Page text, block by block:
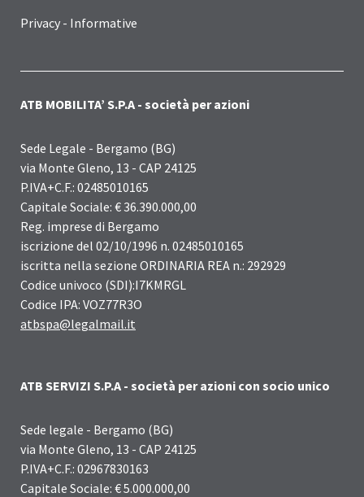
Privacy - Informative
ATB MOBILITA’ S.P.A - società per azioni
Sede Legale - Bergamo (BG)
via Monte Gleno, 13 - CAP 24125
P.IVA+C.F.: 02485010165
Capitale Sociale: € 36.390.000,00
Reg. imprese di Bergamo
iscrizione del 02/10/1996 n. 02485010165
iscritta nella sezione ORDINARIA REA n.: 292929
Codice univoco (SDI):I7KMRGL
Codice IPA: VOZ77R3O
atbspa@legalmail.it
ATB SERVIZI S.P.A - società per azioni con socio unico
Sede legale - Bergamo (BG)
via Monte Gleno, 13 - CAP 24125
P.IVA+C.F.: 02967830163
Capitale Sociale: € 5.000.000,00